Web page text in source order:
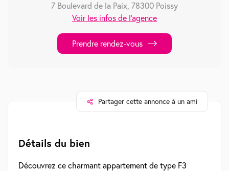
7 Boulevard de la Paix, 78300 Poissy
Voir les infos de l'agence
Prendre rendez-vous
Partager cette annonce à un ami
Détails du bien
Découvrez ce charmant appartement de type F3